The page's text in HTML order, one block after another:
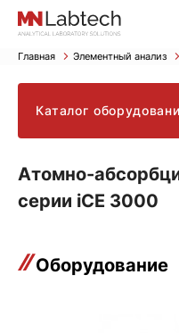
Главная Элементный анализ
Каталог
Атомно-
серии iCE 3000
Оборудование